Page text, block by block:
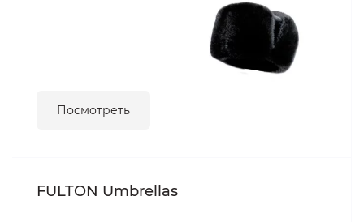
Посмотреть
FULTON Umbrellas